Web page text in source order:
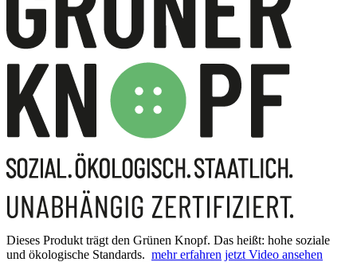
Dieses Produkt trägt den Grünen Knopf. Das heißt: hohe soziale
und ökologische Standards. mehr erfahren jetzt Video ansehen